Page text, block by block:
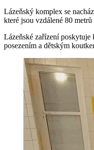
Lázeňský komplex se
které jsou vzdálené 80
Lázeňské zařízení
posezením a dětským